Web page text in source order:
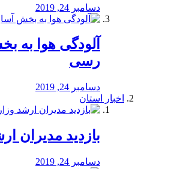
دسامبر 24, 2019
آلودگی هوا به
رسی
دسامبر 24, 2019
اخبار استان
بازدید مدیران
دسامبر 24, 2019